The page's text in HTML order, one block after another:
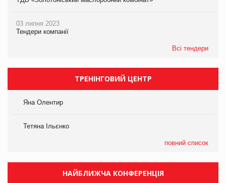
03 липня 2023
Тендери компанії
Всі тендери
ТРЕНІНГОВИЙ ЦЕНТР
Яна Олентир
Тетяна Ільєнко
повний список
НАЙБЛИЖЧА КОНФЕРЕНЦІЯ